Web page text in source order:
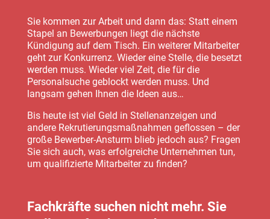
Sie kommen zur Arbeit und dann das: Statt einem
Stapel an Bewerbungen liegt die nächste
Kündigung auf dem Tisch. Ein weiterer Mitarbeiter
geht zur Konkurrenz. Wieder eine Stelle, die besetzt
werden muss. Wieder viel Zeit, die für die
Personalsuche geblockt werden muss. Und
langsam gehen Ihnen die Ideen aus…
Bis heute ist viel Geld in Stellenanzeigen und
andere Rekrutierungsmaßnahmen geflossen – der
große Bewerber-Ansturm blieb jedoch aus? Fragen
Sie sich auch, was erfolgreiche Unternehmen tun,
um qualifizierte Mitarbeiter zu finden?
Fachkräfte suchen nicht mehr. Sie